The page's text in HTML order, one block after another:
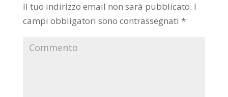
Il tuo indirizzo email non sarà pubblicato. I
campi obbligatori sono contrassegnati *